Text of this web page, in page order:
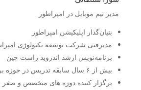
مدیر تیم موبایل در امپراطور
بنیان‌گذار اپلیکیشن امپراطور
مدیرفنی شرکت توسعه تکنولوژی
برنامه‌نویس ارشد اندروید راست چین
بیش از ۶ سال سابقه تدریس در حوزه برنامه نویسی موبایل
برگزار کننده دوره های متخصص و صفر